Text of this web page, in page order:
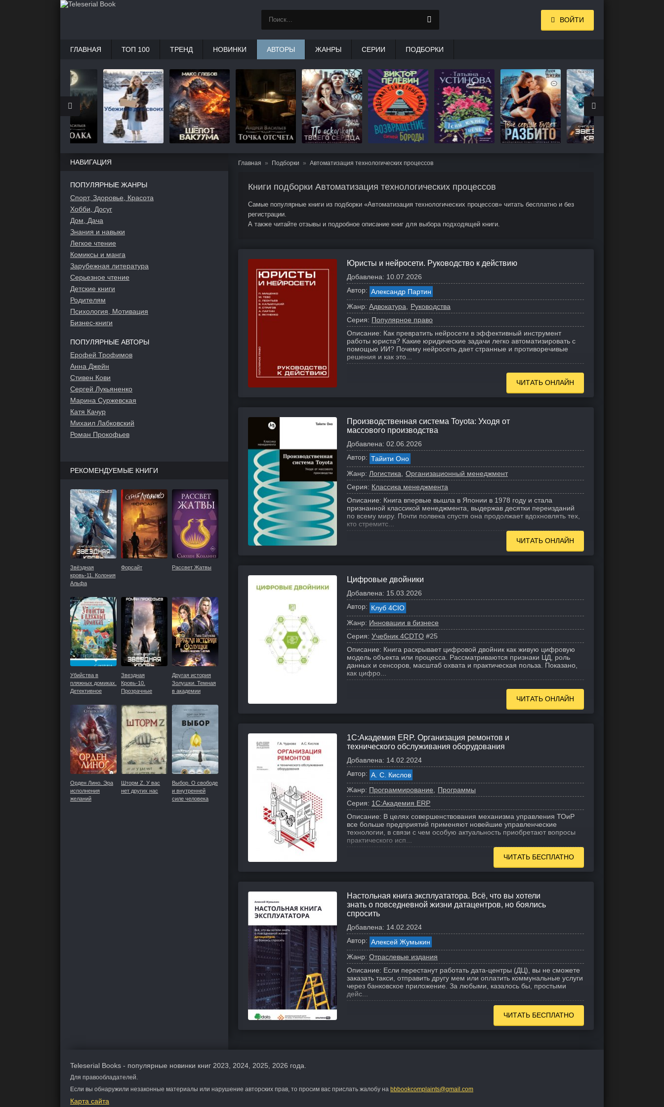
Главная Подборки Автоматизация технологических процессов
Книги подборки Автоматизация технологических процессов
Самые популярные книги из подборки «Автоматизация технологических процессов» читать бесплатно и без
регистрации.
А также читайте отзывы и подробное описание книг для выбора подходящей книги.
Юристы и нейросети. Руководство к действию
Добавлена: 10.07.2026
Автор: Александр Партин
Жанр: Адвокатура
Руководства
Серия: Популярное право
Описание: Как превратить нейросети в эффективный инструмент
работы юриста? Какие юридические задачи легко автоматизировать с
помощью ИИ? Почему нейросеть дает странные и противоречивые
решения и как это...
ЧИТАТЬ ОНЛАЙН
Производственная система Toyota: Уходя от
массового производства
Добавлена: 02.06.2026
Автор: Тайити Оно
Жанр: Логистика
Организационный менеджмент
Серия: Классика менеджмента
Описание: Книга впервые вышла в Японии в 1978 году и стала
признанной классикой менеджмента, выдержав десятки переизданий
по всему миру. Почти полвека спустя она продолжает вдохновлять тех,
кто стремитс...
ЧИТАТЬ ОНЛАЙН
Цифровые двойники
Добавлена: 15.03.2026
Автор: Клуб 4CIO
Жанр: Инновации в бизнесе
Серия: Учебник 4CDTO #25
Описание: Книга раскрывает цифровой двойник как живую цифровую
модель объекта или процесса. Рассматриваются признаки ЦД, роль
данных и сенсоров, масштаб охвата и практическая польза. Показано,
как цифро...
ЧИТАТЬ ОНЛАЙН
1С:Академия ERP. Организация ремонтов и
технического обслуживания оборудования
Добавлена: 14.02.2024
Автор: А. С. Кислов
Жанр: Программирование
Программы
Серия: 1С:Академия ERP
Описание: В целях совершенствования механизма управления ТОиР
все больше предприятий применяют новейшие управленческие
технологии, в связи с чем особую актуальность приобретают вопросы
практического исп...
ЧИТАТЬ БЕСПЛАТНО
Настольная книга эксплуататора. Всё, что вы хотели
знать о повседневной жизни датацентров, но боялись
спросить
Добавлена: 14.02.2024
Автор: Алексей Жумыкин
Жанр: Отраслевые издания
Описание: Если перестанут работать дата-центры (ДЦ), вы не сможете
заказать такси, отправить другу мем или оплатить коммунальные услуги
через банковское приложение. За любыми, казалось бы, простыми
дейс...
ЧИТАТЬ БЕСПЛАТНО
НАВИГАЦИЯ
ПОПУЛЯРНЫЕ ЖАНРЫ
Спорт, Здоровье, Красота
Хобби, Досуг
Дом, Дача
Знания и навыки
Легкое чтение
Комиксы и манга
Зарубежная литература
Серьезное чтение
Детские книги
Родителям
Психология, Мотивация
Бизнес-книги
ПОПУЛЯРНЫЕ АВТОРЫ
Ерофей Трофимов
Анна Джейн
Стивен Кови
Сергей Лукьяненко
Марина Суржевская
Катя Качур
Михаил Лабковский
Роман Прокофьев
РЕКОМЕНДУЕМЫЕ КНИГИ
Звёздная
кровь-11. Колония
Альфа
Форсайт Рассвет Жатвы
Убийства в
пляжных домиках.
Детективное
«Благотворительный
магазин»
Звездная
Кровь-10.
Прозрачные
Другая история
Золушки. Темная
в академии
Орден Лино. Эра
исполнения
желаний
Шторм Z. У вас
нет других нас
Выбор. О свободе
и внутренней
силе человека
ВОЙТИ
ГЛАВНАЯ ТОП 100 ТРЕНД НОВИНКИ АВТОРЫ ЖАНРЫ СЕРИИ ПОДБОРКИ
Teleserial Books - популярные новинки книг 2023, 2024, 2025, 2026 года.
Для правообладателей.
Если вы обнаружили незаконные материалы или нарушение авторских прав, то просим вас прислать жалобу на bbbookcomplaints@gmail.com
Карта сайта